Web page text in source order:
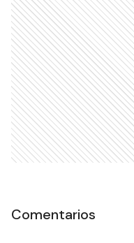
Comentarios